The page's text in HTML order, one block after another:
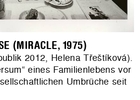
(MIRACLE, 1975)
2012, Helena Třeštíková).
eines Familienlebens vor
Umbrüche seit